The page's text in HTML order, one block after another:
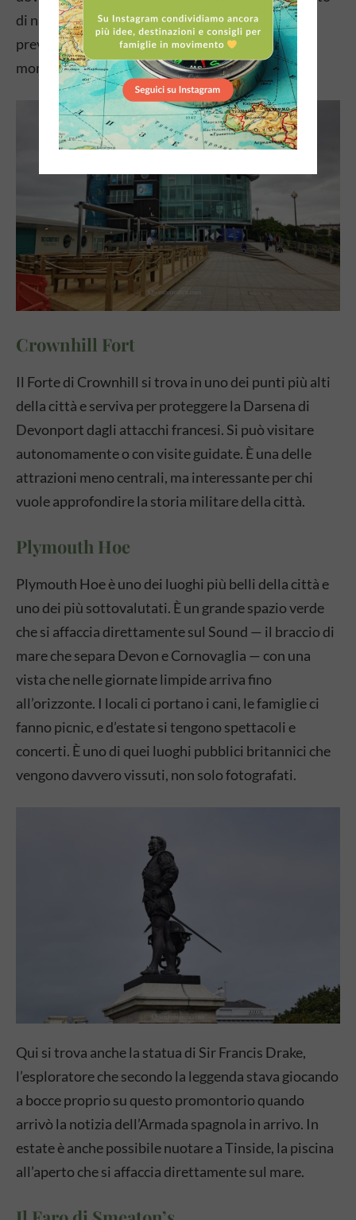
di natura marina si ritrova a indugiare più del
previsto. Per i bambini è quasi inevitabilmente il
momento clou della giornata.
Crownhill Fort
Il Forte di Crownhill si trova in uno dei punti più alti
della città e serviva per proteggere la Darsena di
Devonport dagli attacchi francesi. Si può visitare
autonomamente o con visite guidate. È una delle
attrazioni meno centrali, ma interessante per chi
vuole approfondire la storia militare della città.
Plymouth Hoe
Plymouth Hoe è uno dei luoghi più belli della città e
uno dei più sottovalutati. È un grande spazio verde
che si affaccia direttamente sul Sound — il braccio di
mare che separa Devon e Cornovaglia — con una
vista che nelle giornate limpide arriva fino
all’orizzonte. I locali ci portano i cani, le famiglie ci
fanno picnic, e d’estate si tengono spettacoli e
concerti. È uno di quei luoghi pubblici britannici che
vengono davvero vissuti, non solo fotografati.
Qui si trova anche la statua di Sir Francis Drake,
l’esploratore che secondo la leggenda stava giocando
a bocce proprio su questo promontorio quando
arrivò la notizia dell’Armada spagnola in arrivo. In
estate è anche possibile nuotare a Tinside, la piscina
all’aperto che si affaccia direttamente sul mare.